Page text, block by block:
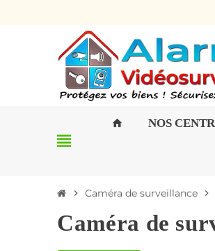
view_headline
home NOS
chevron_right Caméra de surveillance chevron_right
Caméra de